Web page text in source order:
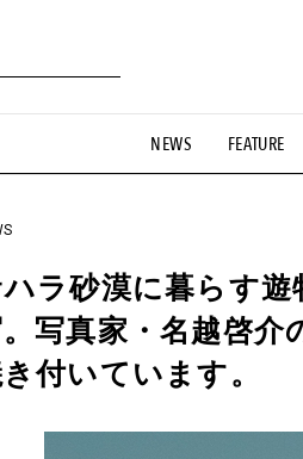
NEWS FEATURE
#憧れの逸品 #ESSENTIAL
#フイナムのYouTube
HANDBOOK
ラ砂漠に暮らす
写真家・名越啓
付いています。